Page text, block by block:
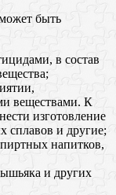
быть
в состав
веществами. К
изготовление
сплавов и другие;
напитков,
и других